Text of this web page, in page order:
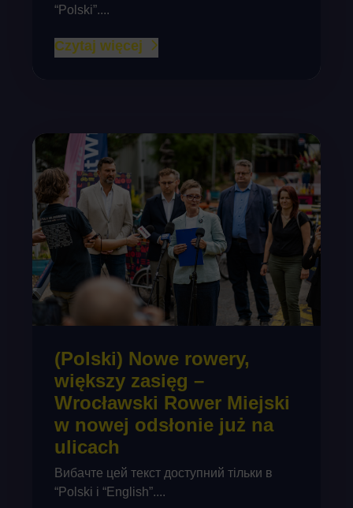
“Polski”....
Czytaj więcej
(Polski) Nowe rowery,
większy zasięg –
Wrocławski Rower Miejski
w nowej odsłonie już na
ulicach
Вибачте цей текст доступний тільки в
“Polski і “English”....